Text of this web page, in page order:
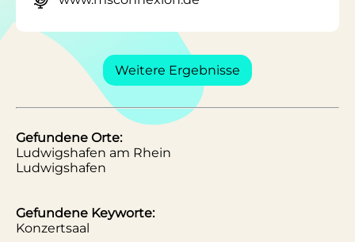
Weitere Ergebnisse
Gefundene Orte:
Ludwigshafen am Rhein
Ludwigshafen
Gefundene Keyworte:
Konzertsaal